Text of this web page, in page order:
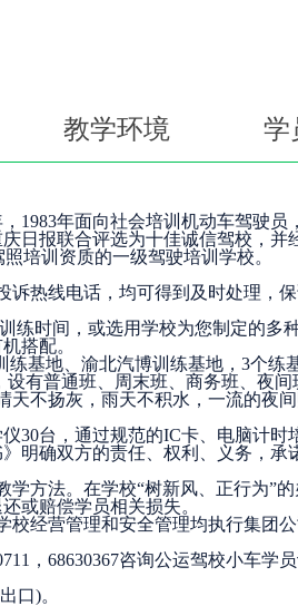
教学环境 学
1983年面向社会培训机动车驾驶员
日报联合评选为十佳诚信驾校，并
培训资质的一级驾驶培训学校。
诉热线电话，均可得到及时处理，
练时间，或选用学校为您制定的多
搭配。
基地、渝北汽博训练基地，3个练
有普通班、周末班、商务班、夜
天不扬灰，雨天不积水，一流的夜
30台，通过规范的IC卡、电脑计时
明确双方的责任、权利、义务，承
方法。在学校“树新风、正行为”的
或赔偿学员相关损失。
经营管理和安全管理均执行集团公
，68630367咨询公运驾校小车学
口)。